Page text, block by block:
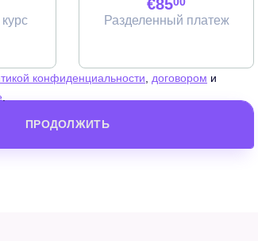
€85
Разделенный платеж
конфиденциальности, договором и
.
ПРОДОЛЖИТЬ